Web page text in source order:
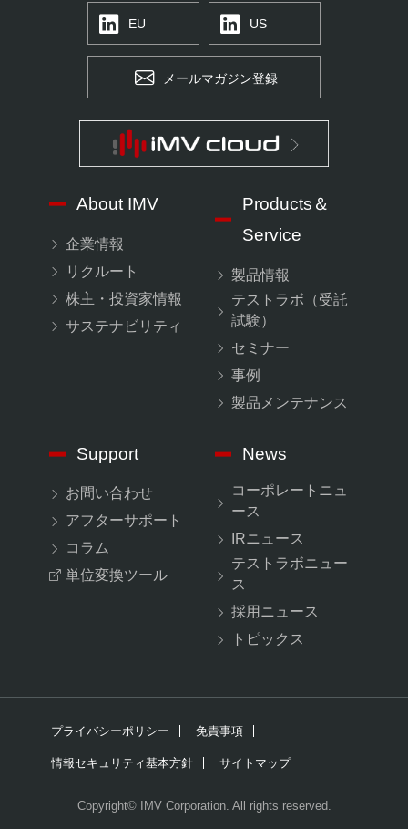
EU US
メールマガジン登録
About IMV
企業情報
リクルート
株主・投資家情報
サステナビリティ
Products＆
Service
製品情報
テストラボ（受託
試験）
セミナー
事例
製品メンテナンス
Support
お問い合わせ
アフターサポート
コラム
単位変換ツール
News
コーポレートニュ
ース
IRニュース
テストラボニュー
ス
採用ニュース
トピックス
プライバシーポリシー 免責事項
情報セキュリティ基本方針 サイトマップ
Copyright© IMV Corporation. All rights reserved.